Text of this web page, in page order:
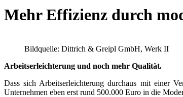
Mehr Effizienz durch
Bildquelle: Dittrich & Greipl GmbH, Werk II
Arbeitserleichterung und noch mehr Qualität.
Dass sich Arbeitserleichterung durchaus mit einer
Unternehmen eben erst rund 500.000 Euro in die